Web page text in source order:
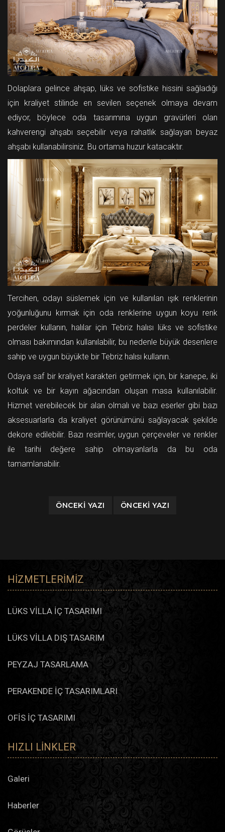
Dolaplara gelince ahşap, lüks ve sofistike hissini sağladığı
için kraliyet stilinde en sevilen seçenek olmaya devam
ediyor, böylece oda tasarımına uygun gravürleri olan
kahverengi ahşabı seçebilir veya rahatlık sağlayan beyaz
ahşabı kullanabilirsiniz. Bu ortama huzur katacaktır.
Tercihen, odayı süslemek için ve kullanılan ışık renklerinin
yoğunluğunu kırmak için oda renklerine uygun koyu renk
perdeler kullanın, halılar için Tebriz halısı lüks ve sofistike
olması bakımından kullanılabilir, bu nedenle büyük desenlere
sahip ve uygun büyükte bir Tebriz halısı kullanın.
Odaya saf bir kraliyet karakteri getirmek için, bir kanepe, iki
koltuk ve bir kayın ağacından oluşan masa kullanılabilir.
Hizmet verebilecek bir alan olmalı ve bazı eserler gibi bazı
aksesuarlarla da kraliyet görünümünü sağlayacak şekilde
dekore edilebilir. Bazı resimler, uygun çerçeveler ve renkler
ile tarihi değere sahip olmayanlarla da bu oda
tamamlanabilir.
ÖNCEKI YAZI ÖNCEKI YAZI
HIZMETLERIMIZ
LÜKS VİLLA İÇ TASARIMI
LÜKS VİLLA DIŞ TASARIM
PEYZAJ TASARLAMA
PERAKENDE İÇ TASARIMLARI
OFİS İÇ TASARIMI
HIZLI LINKLER
Galeri
Haberler